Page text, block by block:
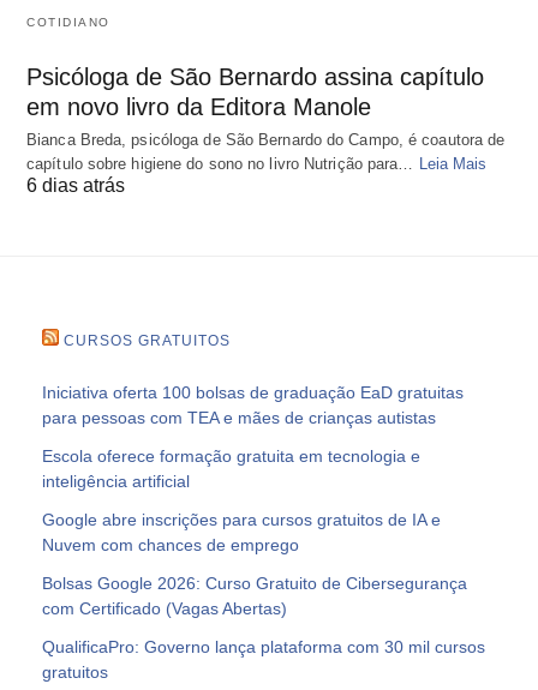
COTIDIANO
Psicóloga de São Bernardo assina capítulo
em novo livro da Editora Manole
Bianca Breda, psicóloga de São Bernardo do Campo, é coautora de
capítulo sobre higiene do sono no livro Nutrição para…
Leia Mais
6 dias atrás
CURSOS GRATUITOS
Iniciativa oferta 100 bolsas de graduação EaD gratuitas
para pessoas com TEA e mães de crianças autistas
Escola oferece formação gratuita em tecnologia e
inteligência artificial
Google abre inscrições para cursos gratuitos de IA e
Nuvem com chances de emprego
Bolsas Google 2026: Curso Gratuito de Cibersegurança
com Certificado (Vagas Abertas)
QualificaPro: Governo lança plataforma com 30 mil cursos
gratuitos